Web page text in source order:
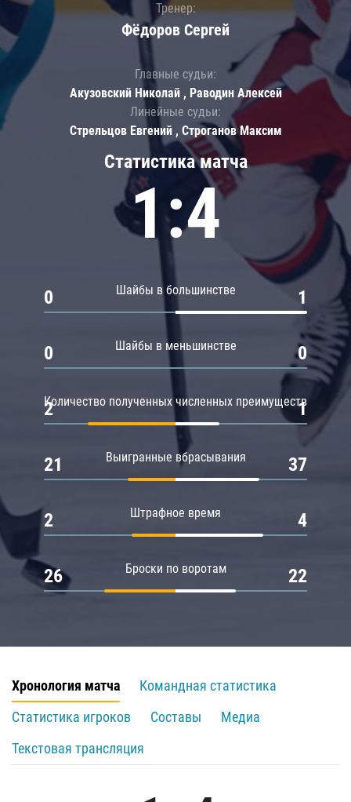
Статистика матча
1:4
Шайбы в большинстве
0 1
Шайбы в меньшинстве
0 0
Количество полученных численных преимуществ
2 1
Выигранные вбрасывания
21 37
Штрафное время
2 4
Броски по воротам
26 22
Тренер:
Фёдоров Сергей
Главные судьи:
Акузовский Николай , Раводин Алексей
Линейные судьи:
Стрельцов Евгений , Строганов Максим
Хронология матча
Командная статистика
Статистика игроков
Составы
Медиа
Текстовая трансляция